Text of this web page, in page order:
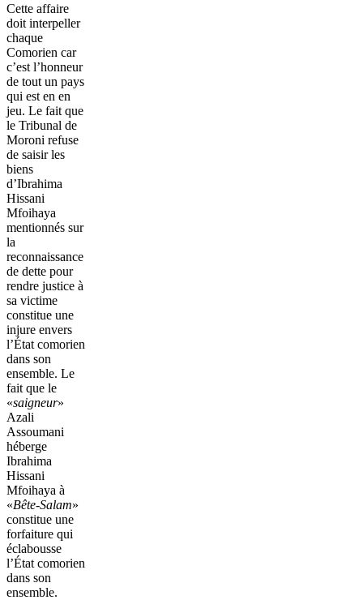
Cette affaire
doit interpeller
chaque
Comorien car
c’est l’honneur
de tout un pays
qui est en en
jeu. Le fait que
le Tribunal de
Moroni refuse
de saisir les
biens
d’Ibrahima
Hissani
Mfoihaya
mentionnés sur
la
reconnaissance
de dette pour
rendre justice à
sa victime
constitue une
injure envers
l’État comorien
dans son
ensemble. Le
fait que le
«saigneur»
Azali
Assoumani
héberge
Ibrahima
Hissani
Mfoihaya à
«Bête-Salam»
constitue une
forfaiture qui
éclabousse
l’État comorien
dans son
ensemble.